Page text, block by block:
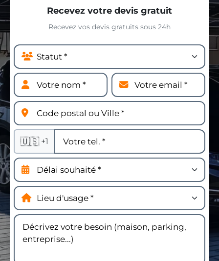
Recevez votre devis gratuit
Recevez vos devis gratuits sous 24h
🇺🇸 +1